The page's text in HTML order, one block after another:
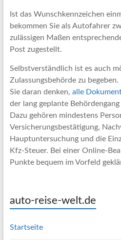
Ist das Wunschkennzeichen
bekommen Sie als Autofahrer
zulässigen Maßen
Post zugestellt.
Selbstverständlich ist es auch
Zulassungsbehörde zu begeben.
Sie daran denken, alle
der lang geplante
Dazu gehören mindestens
Versicherungsbestätigung,
Hauptuntersuchung und die
Kfz-Steuer. Bei einer Online-
Punkte bequem im Vorfeld
auto-reise-welt.de
Startseite